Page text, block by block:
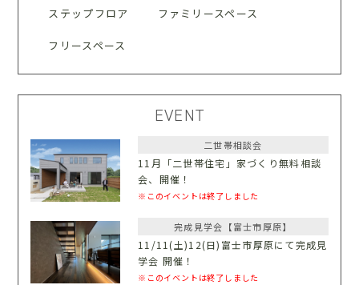
ステップフロア ファミリースペース
フリースペース
EVENT
二世帯相談会
11月「二世帯住宅」家づくり無料相談
会、開催！
※このイベントは終了しました
完成見学会【富士市厚原】
11/11(土)12(日)富士市厚原にて完成見
学会 開催！
※このイベントは終了しました